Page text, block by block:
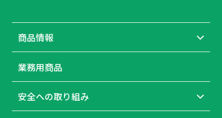
商品情報
業務用商品
安全への取り組み